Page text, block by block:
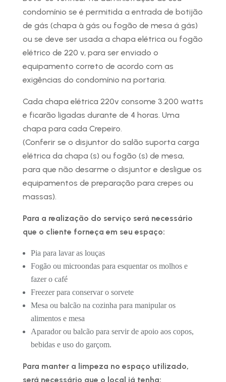
condomínio se é permitida a entrada de botijão
de gás (chapa à gás ou fogão de mesa á gás)
ou se deve ser usada a chapa elétrica ou fogão
elétrico de 220 v, para ser enviado o
equipamento correto de acordo com as
exigências do condomínio na portaria.
Cada chapa elétrica 220v consome 3.200 watts
e ficarão ligadas durante de 4 horas. Uma
chapa para cada Crepeiro.
(Conferir se o disjuntor do salão suporta carga
elétrica da chapa (s) ou fogão (s) de mesa,
para que não desarme o disjuntor e desligue os
equipamentos de preparação para crepes ou
massas).
Para a realização do serviço será necessário
que o cliente forneça em seu espaço:
Pia para lavar as louças
Fogão ou microondas para esquentar os molhos e
fazer o café
Freezer para conservar o sorvete
Mesa ou balcão na cozinha para manipular os
alimentos e mesa
Aparador ou balcão para servir de apoio aos copos,
bebidas e uso do garçom.
Para manter a limpeza no espaço utilizado,
será necessário que o local já tenha: